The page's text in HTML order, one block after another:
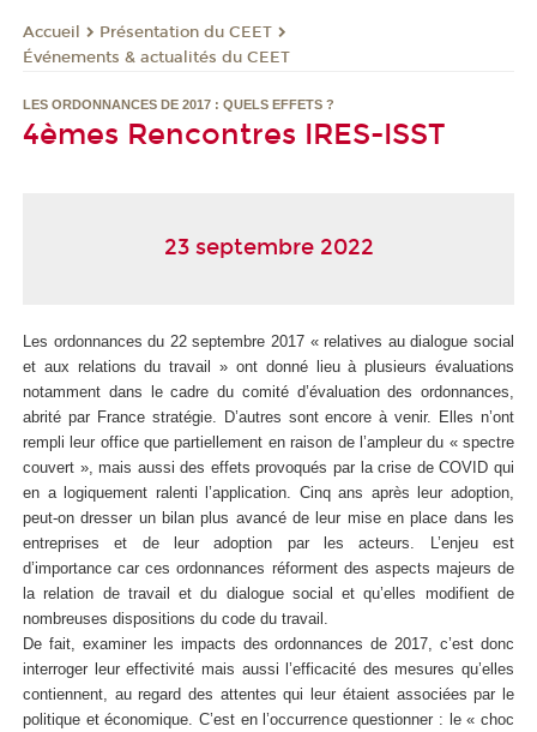
Accueil
Présentation du CEET
Événements & actualités du CEET
LES ORDONNANCES DE 2017 : QUELS EFFETS ?
4èmes Rencontres IRES-ISST
23 septembre 2022
Les ordonnances du 22 septembre 2017 « relatives au dialogue social
et aux relations du travail » ont donné lieu à plusieurs évaluations
notamment dans le cadre du comité d’évaluation des ordonnances,
abrité par France stratégie. D’autres sont encore à venir. Elles n’ont
rempli leur office que partiellement en raison de l’ampleur du « spectre
couvert », mais aussi des effets provoqués par la crise de COVID qui
en a logiquement ralenti l’application. Cinq ans après leur adoption,
peut-on dresser un bilan plus avancé de leur mise en place dans les
entreprises et de leur adoption par les acteurs. L’enjeu est
d’importance car ces ordonnances réforment des aspects majeurs de
la relation de travail et du dialogue social et qu’elles modifient de
nombreuses dispositions du code du travail.
De fait, examiner les impacts des ordonnances de 2017, c’est donc
interroger leur effectivité mais aussi l’efficacité des mesures qu’elles
contiennent, au regard des attentes qui leur étaient associées par le
politique et économique. C’est en l’occurrence questionner : le « choc